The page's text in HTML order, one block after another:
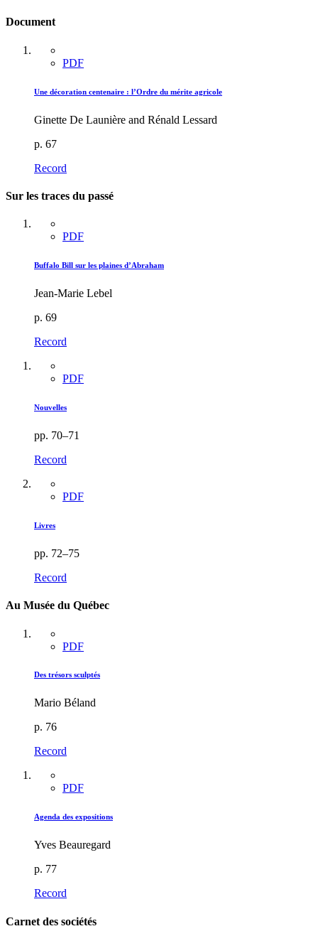
Document
PDF
Une décoration centenaire : l’Ordre du mérite agricole
Ginette De Launière and Rénald Lessard
p. 67
Record
Sur les traces du passé
PDF
Buffalo Bill sur les plaines d’Abraham
Jean-Marie Lebel
p. 69
Record
PDF
Nouvelles
pp. 70–71
Record
PDF
Livres
pp. 72–75
Record
Au Musée du Québec
PDF
Des trésors sculptés
Mario Béland
p. 76
Record
PDF
Agenda des expositions
Yves Beauregard
p. 77
Record
Carnet des sociétés